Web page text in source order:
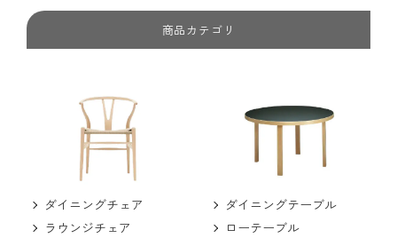
商品カテゴリ
ダイニングチェア
ラウンジチェア
ダイニングテーブル
ローテーブル